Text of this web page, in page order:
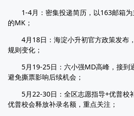
1-4月：密集投递简历，以163邮箱
的MK；​
4月18日：海淀小升初官方政策发布
规则变化；​
5月19-25日：六小强MD高峰，接到
避免撕票影响后续机会；​
5月22-30日：全区志愿指导+优普校
优普校会释放补录名额，重点关注；​